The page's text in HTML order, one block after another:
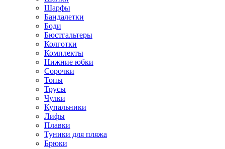
Шарфы
Бандалетки
Боди
Бюстгальтеры
Колготки
Комплекты
Нижние юбки
Сорочки
Топы
Трусы
Чулки
Купальники
Лифы
Плавки
Туники для пляжа
Брюки